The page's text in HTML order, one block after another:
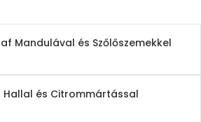
Mandulával és Szőlőszemekkel
Hallal és Citrommártással